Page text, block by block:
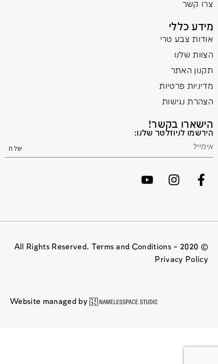
צרו קשר
מידע כללי
אודות צבע טרי
הצוות שלנו
תקנון האתר
מדיניות פרטיות
הצהרת נגישות
הישארו בקשר!
הירשמו לניוזלטר שלנו:
© 2020 All Rights Reserved. Terms and Conditions –
Privacy Policy
Website managed by